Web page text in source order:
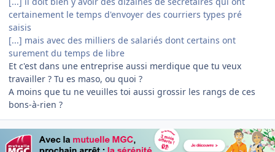
certainement le temps d'envoyer des courriers types pré
saisis
[...] mais avec des milliers de salariés dont certains ont
surement du temps de libre
Et c'est dans une entreprise aussi merdique que tu veux
travailler ? Tu es maso, ou quoi ?
A moins que tu ne veuilles toi aussi grossir les rangs de ces
bons-à-rien ?